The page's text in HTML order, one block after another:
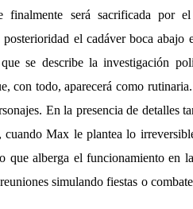
finalmente será sacrificada por
el cadáver boca abajo
se describe la investigación
con todo, aparecerá como
En la presencia de detalles
cuando Max le plantea lo
que alberga el funcionamiento en
simulando fiestas o